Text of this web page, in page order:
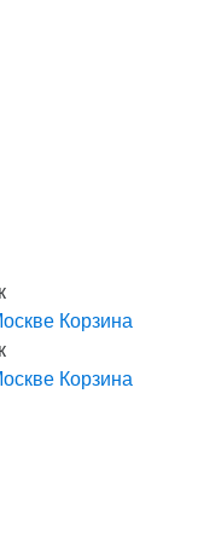
Корзина
Корзина